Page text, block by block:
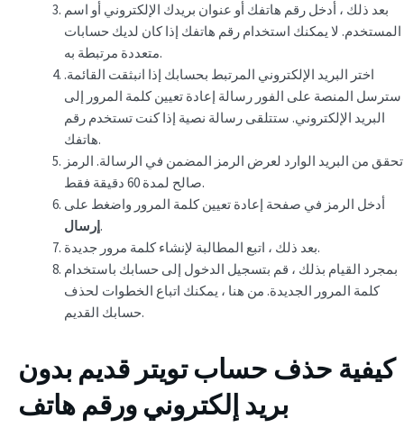
بعد ذلك ، أدخل رقم هاتفك أو عنوان بريدك الإلكتروني أو اسم
المستخدم. لا يمكنك استخدام رقم هاتفك إذا كان لديك حسابات
متعددة مرتبطة به.
اختر البريد الإلكتروني المرتبط بحسابك إذا انبثقت القائمة.
سترسل المنصة على الفور رسالة إعادة تعيين كلمة المرور إلى
البريد الإلكتروني. ستتلقى رسالة نصية إذا كنت تستخدم رقم
هاتفك.
تحقق من البريد الوارد لعرض الرمز المضمن في الرسالة. الرمز
صالح لمدة 60 دقيقة فقط.
أدخل الرمز في صفحة إعادة تعيين كلمة المرور واضغط على
إرسال.
بعد ذلك ، اتبع المطالبة لإنشاء كلمة مرور جديدة.
بمجرد القيام بذلك ، قم بتسجيل الدخول إلى حسابك باستخدام
كلمة المرور الجديدة. من هنا ، يمكنك اتباع الخطوات لحذف
حسابك القديم.
كيفية حذف حساب تويتر قديم بدون
بريد إلكتروني ورقم هاتف